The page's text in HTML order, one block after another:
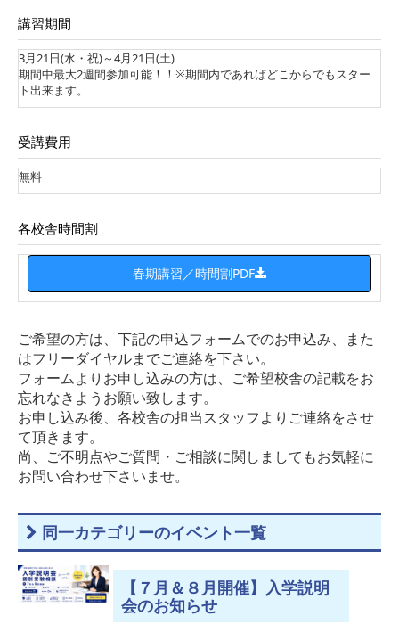
講習期間
3月21日(水・祝)～4月21日(土)
期間中最大2週間参加可能！！※期間内であればどこからでもスター
ト出来ます。
受講費用
無料
各校舎時間割
春期講習／時間割PDF
ご希望の方は、下記の申込フォームでのお申込み、また
はフリーダイヤルまでご連絡を下さい。
フォームよりお申し込みの方は、ご希望校舎の記載をお
忘れなきようお願い致します。
お申し込み後、各校舎の担当スタッフよりご連絡をさせ
て頂きます。
尚、ご不明点やご質問・ご相談に関しましてもお気軽に
お問い合わせ下さいませ。
同一カテゴリーのイベント一覧
【７月＆８月開催】入学説明
会のお知らせ